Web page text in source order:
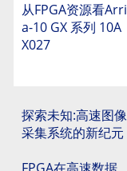
从FPGA资源看Arri
a-10 GX 系列 10A
X027
探索未知:高速图像
采集系统的新纪元